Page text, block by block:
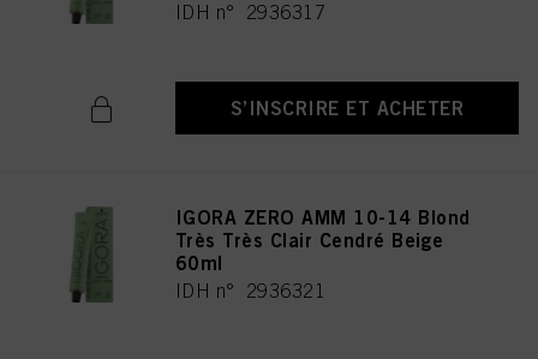
IDH n° 2936317
S’INSCRIRE ET ACHETER
IGORA ZERO AMM 10-14 Blond
Très Très Clair Cendré Beige
60ml
IDH n° 2936321